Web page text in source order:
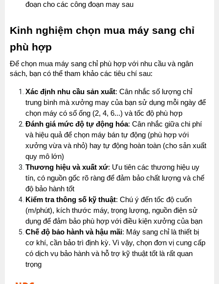
đoạn cho các công đoạn may sau
Kinh nghiệm chọn mua máy sang chỉ
phù hợp
Để chọn mua máy sang chỉ phù hợp với nhu cầu và ngân
sách, bạn có thể tham khảo các tiêu chí sau:
Xác định nhu cầu sản xuất: Cân nhắc số lượng chỉ
trung bình mà xưởng may của bạn sử dụng mỗi ngày để
chọn máy có số ống (2, 4, 6...) và tốc độ phù hợp
Đánh giá mức độ tự động hóa: Cân nhắc giữa chi phí
và hiệu quả để chọn máy bán tự động (phù hợp với
xưởng vừa và nhỏ) hay tự động hoàn toàn (cho sản xuất
quy mô lớn)
Thương hiệu và xuất xứ: Ưu tiên các thương hiệu uy
tín, có nguồn gốc rõ ràng để đảm bảo chất lượng và chế
độ bảo hành tốt
Kiểm tra thông số kỹ thuật: Chú ý đến tốc độ cuốn
(m/phút), kích thước máy, trọng lượng, nguồn điện sử
dụng để đảm bảo phù hợp với điều kiện xưởng của bạn
Chế độ bảo hành và hậu mãi: Máy sang chỉ là thiết bị
cơ khí, cần bảo trì định kỳ. Vì vậy, chọn đơn vị cung cấp
có dịch vụ bảo hành và hỗ trợ kỹ thuật tốt là rất quan
trọng